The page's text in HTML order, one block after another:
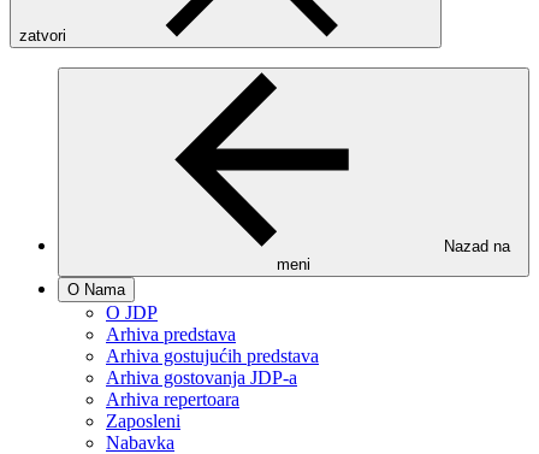
zatvori
Nazad na
meni
O Nama
O JDP
Arhiva predstava
Arhiva gostujućih predstava
Arhiva gostovanja JDP-a
Arhiva repertoara
Zaposleni
Nabavka